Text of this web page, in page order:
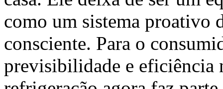
como um sistema proativo
consciente. Para o
previsibilidade e eficiência